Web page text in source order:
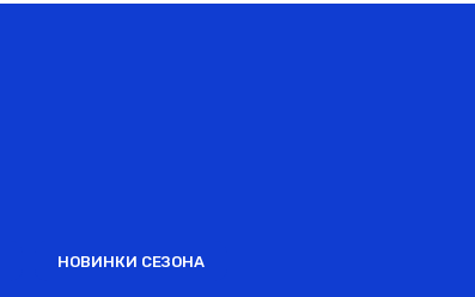
НОВИНКИ СЕЗОНА